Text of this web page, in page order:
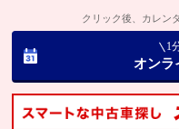
クリック後、カレン
1
オンラ